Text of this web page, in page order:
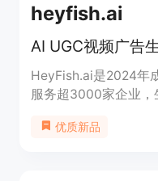
heyfish.ai
HeyFish.ai是2024年
服务超3000家企业，
唇形同步、表情自然
优质新品